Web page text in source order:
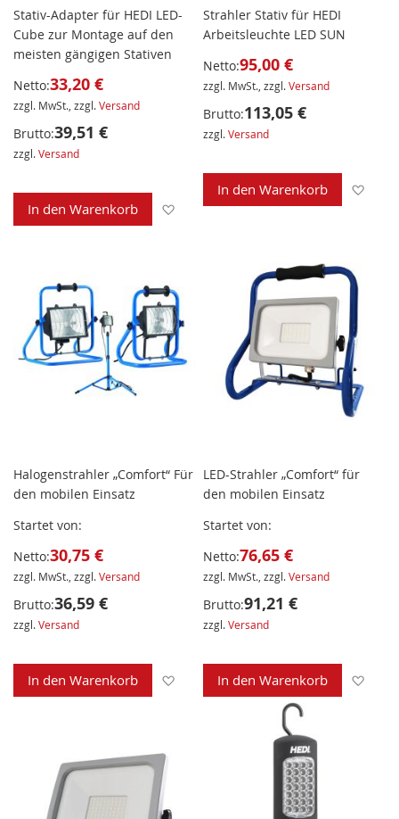
Stativ-Adapter für HEDI LED-
Cube zur Montage auf den
meisten gängigen Stativen
Netto:33,20 €
zzgl. MwSt., zzgl.Versand
Brutto:39,51 €
zzgl.Versand
In den Warenkorb Zur Wunschliste hinzufügen
Strahler Stativ für HEDI
Arbeitsleuchte LED SUN
Netto:95,00 €
zzgl. MwSt., zzgl.Versand
Brutto:113,05 €
zzgl.Versand
In den Warenkorb
Halogenstrahler „Comfort“ Für
den mobilen Einsatz
Startet von
Netto:30,75 €
zzgl. MwSt., zzgl.Versand
Brutto:36,59 €
zzgl.Versand
In den Warenkorb Zur Wunschliste hinzufügen
LED-Strahler „Comfort“ für
den mobilen Einsatz
Startet von
Netto:76,65 €
zzgl. MwSt., zzgl.Versand
Brutto:91,21 €
zzgl.Versand
In den Warenkorb